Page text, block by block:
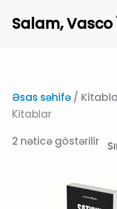
Salam, Vasco
Əsas səhifə /
Kitablar
2 nəticə göstərilir